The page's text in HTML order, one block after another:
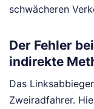
schwächeren
Der Fehler
indirekte
Das
Zweiradfahrer.